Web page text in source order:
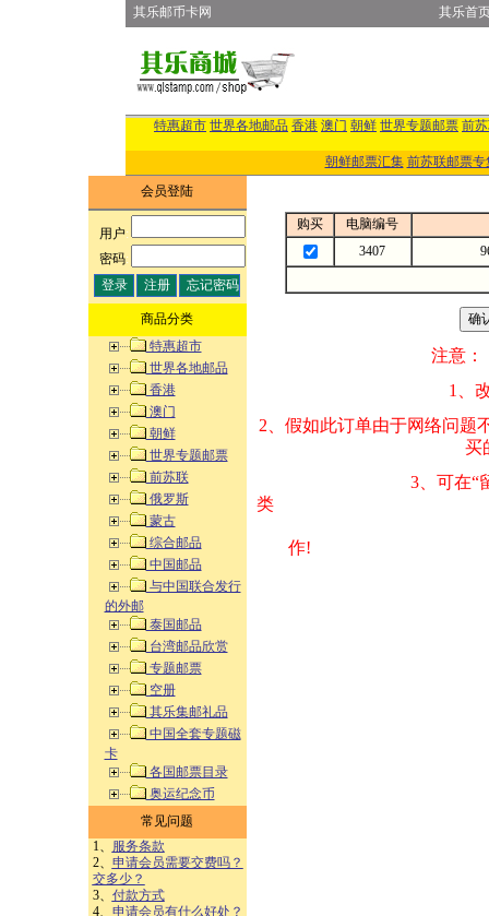
其乐邮币卡网 其乐首
特惠超市 世界各地邮品 香港 澳门 朝鲜 世界专题邮票 前
朝鲜邮票汇集 前苏联邮票专
会员登陆
用户:
密码:
商品分类
特惠超市
世界各地邮品
香港
澳门
朝鲜
世界专题邮票
前苏联
俄罗斯
蒙古
综合邮品
中国邮品
与中国联合发行
的外邮
泰国邮品
台湾邮品欣赏
专题邮票
空册
其乐集邮礼品
中国全套专题磁
卡
各国邮票目录
奥运纪念币
常见问题
1、
服务条款
2、 申请会员需要交费吗？
交多少？
3、 付款方式
4、 申请会员有什么好处？
购买
电脑编号
3407
注意：
1、改变商品数量
2、假如此订单由
买的邮品的“
3、可在“
类 方式告之
作!